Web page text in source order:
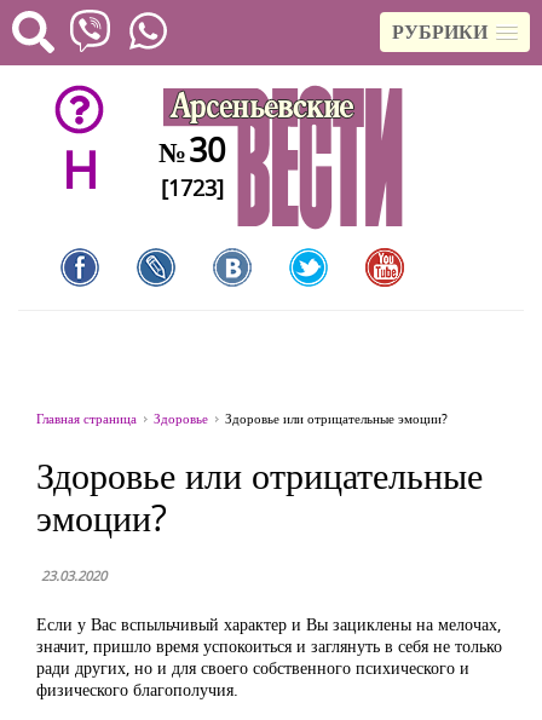
РУБРИКИ
H №30
[1723]
Главная страница Здоровье Здоровье или отрицательные эмоции?
Здоровье или отрицательные
эмоции?
23.03.2020
Если у Вас вспыльчивый характер и Вы зациклены на мелочах,
значит, пришло время успокоиться и заглянуть в себя не только
ради других, но и для своего собственного психического и
физического благополучия.